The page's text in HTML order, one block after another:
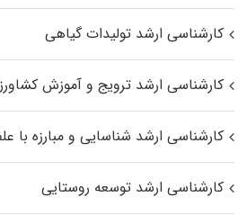
کارشناسی ارشد تولیدات گیاهی
کارشناسی ارشد ترویج و آموزش
کارشناسی ارشد شناسایی و مبارزه با
کارشناسی ارشد توسعه روستایی